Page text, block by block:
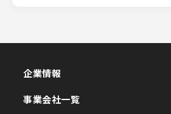
企業情報
事業会社一覧